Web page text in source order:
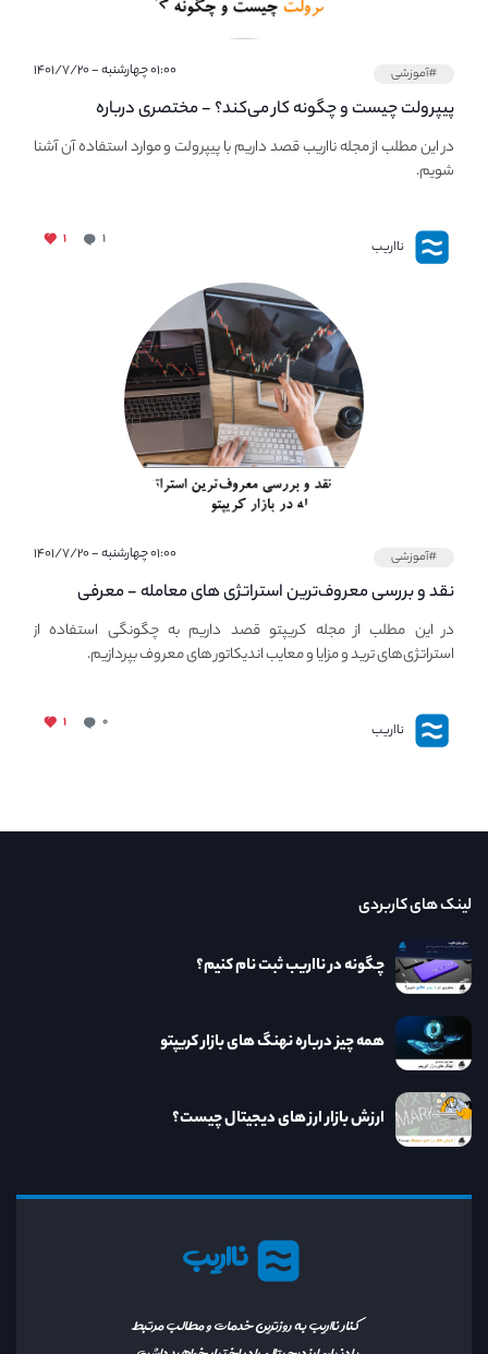
#آموزشی ۰۱:۰۰ چهارشنبه - ۱۴۰۱/۷/۲۰
پیپر‌ولت چیست و چگونه کار می‌کند؟ - مختصری درباره
PaperWallet
در این مطلب از مجله نااریب قصد داریم با پیپر‌ولت و موارد استفاده آن آشنا
شویم.
نااریب ۱ ۱
#آموزشی ۰۱:۰۰ چهارشنبه - ۱۴۰۱/۷/۲۰
نقد و بررسی معروف‌ترین استراتژی های معامله - معرفی
استراتژی های مهم ترید در بازار کریپتو
در این مطلب از مجله کریپتو قصد داریم به چگونگی استفاده از
استراتژی‌های ترید و مزایا و معایب اندیکاتور های معروف بپردازیم.
نااریب ۰ ۱
نااریب
کنار نااریب به روزترین خدمات و مطالب مرتبط
لینک های کاربردی
چگونه در نااریب ثبت نام کنیم؟
همه چیز درباره نهنگ های بازار کریپتو
ارزش بازار ارز های دیجیتال چیست؟